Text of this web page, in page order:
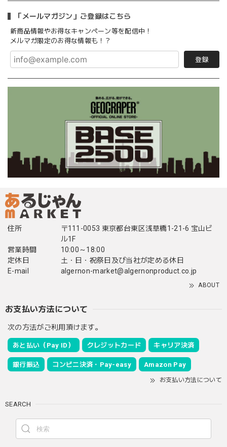
「メールマガジン」ご登録はこちら
新商品情報やお得なキャンペーン等を配信中！
メルマガ限定のお得な情報も！？
登録
住所
〒111-0053 東京都台東区浅草橋1-21-6 宝山ビ
ル1F
営業時間
10:00～18:00
定休日
土・日・祝祭日及び当社が定める休日
E-mail
algernon-market@algernonproduct.co.jp
ABOUT
お支払い方法について
次の方法がご利用頂けます。
あと払い（Pay ID） クレジットカード キャリア決済
銀行振込 コンビニ決済・Pay-easy Amazon Pay
お支払い方法について
SEARCH